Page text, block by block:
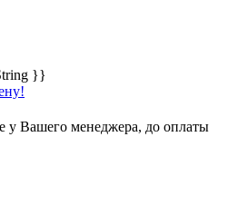
}}
у Вашего менеджера, до оплаты